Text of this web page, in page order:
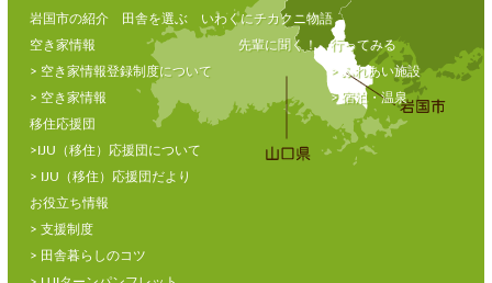
岩国市の紹介
田舎を選ぶ
いわくにチカクニ物語
空き家情報
> 空き家情報登録制度について
> 空き家情報
先輩に聞く！
行ってみる
> ふれあい施設
> 宿泊・温泉
移住応援団
>IJU（移住）応援団について
> IJU（移住）応援団だより
お役立ち情報
> 支援制度
> 田舎暮らしのコツ